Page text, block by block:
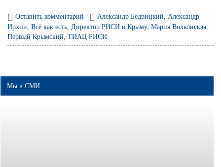
Оставить комментарий Александр Бедрицкий
Александр
Ирхин ,Всё как есть Директор РИСИ в Крыму,Мария Волконская
Первый Крымский ,ТИАЦ РИСИ
Мы в СМИ